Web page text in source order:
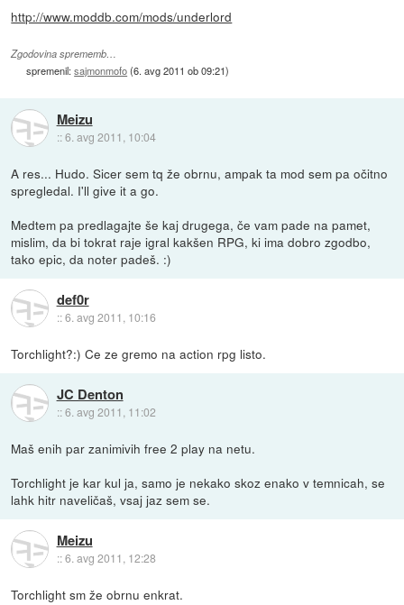
http://www.moddb.com/mods/underlord
Zgodovina sprememb…
spremenil:sajmonmofo(6. avg 2011 ob 09:21)
Meizu
::6. avg 2011, 10:04
A res... Hudo. Sicer sem tq že obrnu, ampak ta mod sem pa očitno
spregledal. I'll give it a go.
Medtem pa predlagajte še kaj drugega, če vam pade na pamet,
mislim, da bi tokrat raje igral kakšen RPG, ki ima dobro zgodbo,
tako epic, da noter padeš. :)
def0r
::6. avg 2011, 10:16
Torchlight?:) Ce ze gremo na action rpg listo.
JC Denton
::6. avg 2011, 11:02
Maš enih par zanimivih free 2 play na netu.
Torchlight je kar kul ja, samo je nekako skoz enako v temnicah, se
lahk hitr naveličaš, vsaj jaz sem se.
Meizu
::6. avg 2011, 12:28
Torchlight sm že obrnu enkrat.